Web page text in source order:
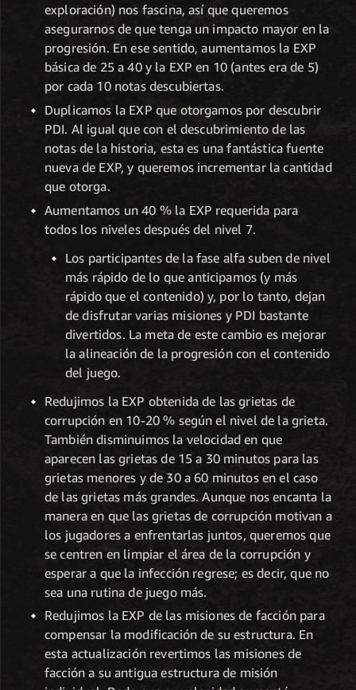
exploración) nos fascina, así que queremos
asegurarnos de que tenga un impacto mayor en la
progresión. En ese sentido, aumentamos la EXP
básica de 25 a 40 y la EXP en 10 (antes era de 5)
por cada 10 notas descubiertas.
Duplicamos la EXP que otorgamos por descubrir
PDI. Al igual que con el descubrimiento de las
notas de la historia, esta es una fantástica fuente
nueva de EXP, y queremos incrementar la cantidad
que otorga.
Aumentamos un 40 % la EXP requerida para
todos los niveles después del nivel 7.
Los participantes de la fase alfa suben de nivel
más rápido de lo que anticipamos (y más
rápido que el contenido) y, por lo tanto, dejan
de disfrutar varias misiones y PDI bastante
divertidos. La meta de este cambio es mejorar
la alineación de la progresión con el contenido
del juego.
Redujimos la EXP obtenida de las grietas de
corrupción en 10-20 % según el nivel de la grieta.
También disminuimos la velocidad en que
aparecen las grietas de 15 a 30 minutos para las
grietas menores y de 30 a 60 minutos en el caso
de las grietas más grandes. Aunque nos encanta la
manera en que las grietas de corrupción motivan a
los jugadores a enfrentarlas juntos, queremos que
se centren en limpiar el área de la corrupción y
esperar a que la infección regrese; es decir, que no
sea una rutina de juego más.
Redujimos la EXP de las misiones de facción para
compensar la modificación de su estructura. En
esta actualización revertimos las misiones de
facción a su antigua estructura de misión